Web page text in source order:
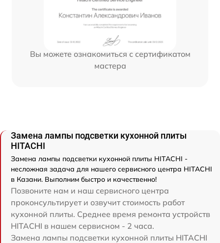
Вы можете ознакомиться с сертификатом
мастера
Замена лампы подсветки кухонной плиты
HITACHI
Замена лампы подсветки кухонной плиты HITACHI -
несложная задача для нашего сервисного центра HITACHI
в Казани. Выполним быстро и качественно!
Позвоните нам и наш сервисного центра
проконсультирует и озвучит стоимость работ
кухонной плиты. Среднее время ремонта устройств
HITACHI в нашем сервисном - 2 часа.
Замена лампы подсветки кухонной плиты HITACHI